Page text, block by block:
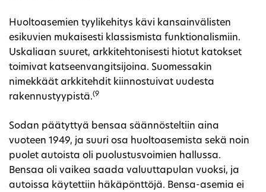
Huoltoasemien tyylikehitys kävi kansainvälisten
esikuvien mukaisesti klassismista funktionalismiin.
Uskaliaan suuret, arkkitehtonisesti hiotut katokset
toimivat katseenvangitsijoina. Suomessakin
nimekkäät arkkitehdit kiinnostuivat uudesta
rakennustyypistä.(9
Sodan päätyttyä bensaa säännösteltiin aina
vuoteen 1949, ja suuri osa huoltoasemista sekä noin
puolet autoista oli puolustusvoimien hallussa.
Bensaa oli vaikea saada valuuttapulan vuoksi, ja
autoissa käytettiin häkäpönttöjä. Bensa-asemia ei